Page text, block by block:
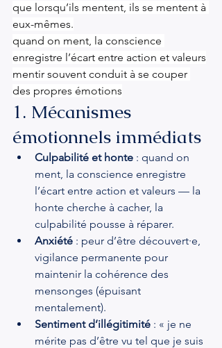
que lorsqu’ils mentent, ils se mentent à
eux-mêmes.
quand on ment, la conscience
enregistre l’écart entre action et valeurs
mentir souvent conduit à se couper
des propres émotions
1. Mécanismes
émotionnels immédiats
Culpabilité et honte : quand on
ment, la conscience enregistre
l’écart entre action et valeurs — la
honte cherche à cacher, la
culpabilité pousse à réparer.
Anxiété : peur d’être découvert·e,
vigilance permanente pour
maintenir la cohérence des
mensonges (épuisant
mentalement).
Sentiment d’illégitimité : « je ne
mérite pas d’être vu tel que je suis